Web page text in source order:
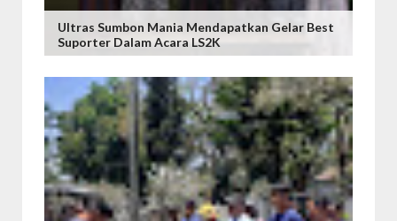
Ultras Sumbon Mania Mendapatkan Gelar Best
Suporter Dalam Acara LS2K